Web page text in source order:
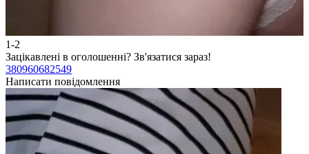
1-2
Зацікавлені в оголошенні? Зв'язатися зараз!
380960682549
Написати повідомлення